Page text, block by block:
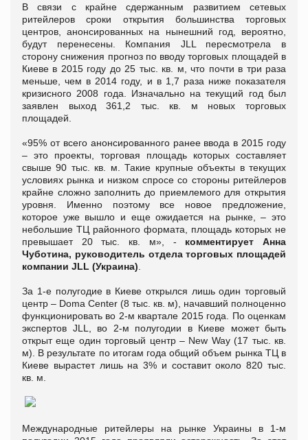
В связи с крайне сдержанным развитием сетевых
ритейлеров сроки открытия большинства торговых
центров, анонсированных на нынешний год, вероятно,
будут перенесены. Компания JLL пересмотрела в
сторону снижения прогноз по вводу торговых площадей в
Киеве в 2015 году до 25 тыс. кв. м, что почти в три раза
меньше, чем в 2014 году, и в 1,7 раза ниже показателя
кризисного 2008 года. Изначально на текущий год был
заявлен выход 361,2 тыс. кв. м новых торговых
площадей.
«95% от всего анонсированного ранее ввода в 2015 году
– это проекты, торговая площадь которых составляет
свыше 90 тыс. кв. м. Такие крупные объекты в текущих
условиях рынка и низком спросе со стороны ритейлеров
крайне сложно заполнить до приемлемого для открытия
уровня. Именно поэтому все новое предложение,
которое уже вышло и еще ожидается на рынке, – это
небольшие ТЦ районного формата, площадь которых не
превышает 20 тыс. кв. м», - комментирует Анна
Чуботина, руководитель отдела торговых площадей
компании JLL (Украина)
За 1-е полугодие в Киеве открылся лишь один торговый
центр – Doma Center (8 тыс. кв. м), начавший полноценно
функционировать во 2-м квартале 2015 года. По оценкам
экспертов JLL, во 2-м полугодии в Киеве может быть
открыт еще один торговый центр – New Way (17 тыс. кв.
м). В результате по итогам года общий объем рынка ТЦ в
Киеве вырастет лишь на 3% и составит около 820 тыс.
кв. м.
Международные ритейлеры на рынке Украины в 1-м